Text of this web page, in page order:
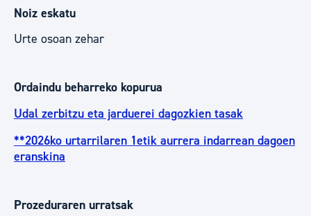
Noiz eskatu
Urte osoan zehar
Ordaindu beharreko kopurua
Udal zerbitzu eta jarduerei dagozkien tasak
**2026ko urtarrilaren 1etik aurrera indarrean dagoen
eranskina
Prozeduraren urratsak